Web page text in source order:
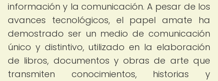
información y la comunicación. A pesar de los
avances tecnológicos, el papel amate ha
demostrado ser un medio de comunicación
único y distintivo, utilizado en la elaboración
de libros, documentos y obras de arte que
transmiten conocimientos, historias y